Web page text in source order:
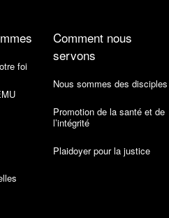
foi
Comment nous
servons
Nous sommes des disciples
Promotion de la santé et de
l’intégrité
Plaidoyer pour la justice